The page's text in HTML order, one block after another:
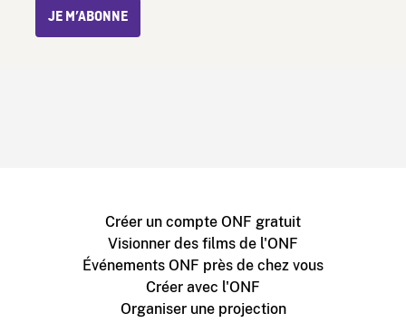
JE M’ABONNE
Créer un compte ONF gratuit
Visionner des films de l'ONF
Événements ONF près de chez vous
Créer avec l'ONF
Organiser une projection